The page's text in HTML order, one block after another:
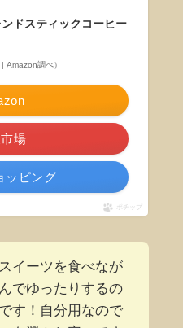
ドスティックコーヒー
Amazon調べ）
場
ッピング
ポチップ
イーツを食べなが
でゆったりするの
す！自分用なので